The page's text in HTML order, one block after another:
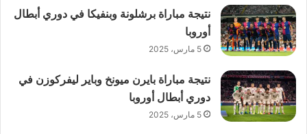
نتيجة مباراة برشلونة وبنفيكا في دوري أبطال
أوروبا
5 مارس، 2025
نتيجة مباراة بايرن ميونخ وباير ليفركوزن في
دوري أبطال أوروبا
5 مارس، 2025